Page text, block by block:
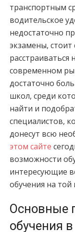
транспортным
водительское
недостаточно
экзамены,
расстраиваться
современном
достаточно
школ, среди
найти и
специалистов,
донесут всю
этом сайте
возможности
интересующие
обучения на той
Основные
обучения